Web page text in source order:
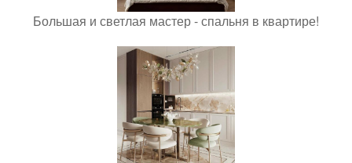
Большая и светлая мастер - спальня в квартире!